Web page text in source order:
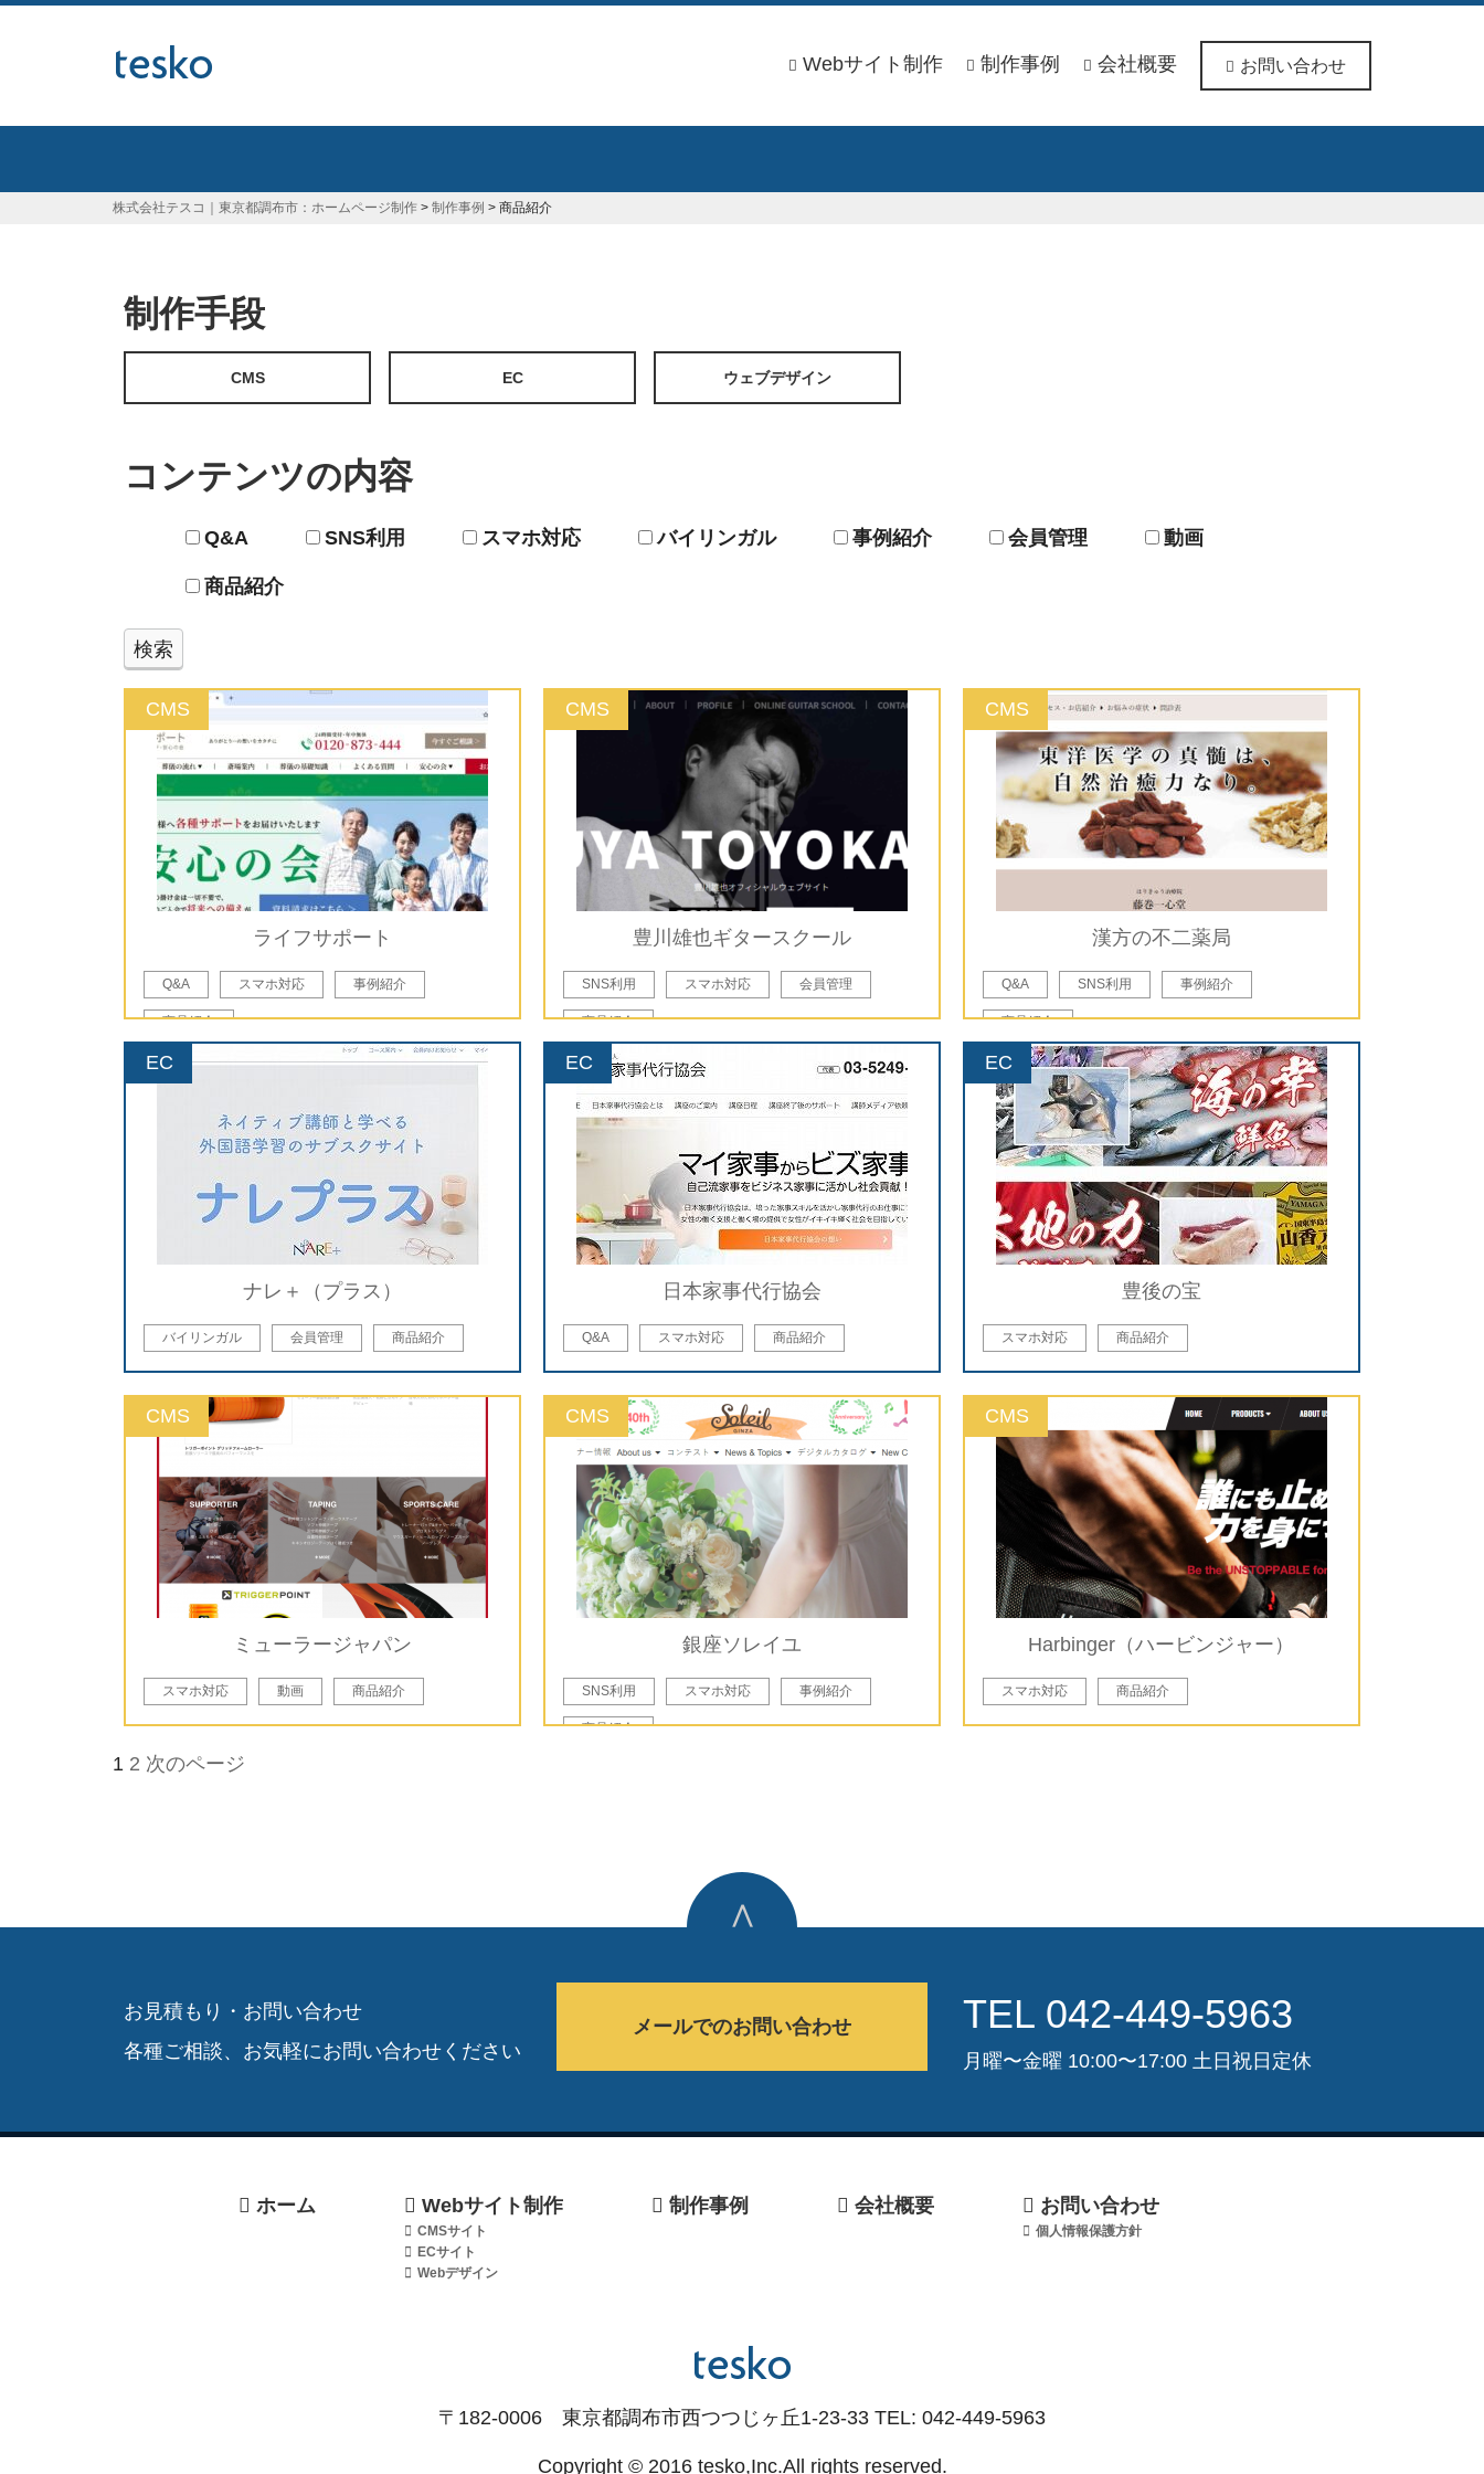
Webサイト制作 制作事例 会社概要 お問い合わせ
株式会社テスコ｜東京都調布市：ホームページ制作 > 制作事例 > 商品紹介
制作手段
CMS EC ウェブデザイン
コンテンツの内容
Q&A SNS利用 スマホ対応 バイリンガル 事例紹介 会員管理 動画
商品紹介
CMS
ライフサポート
Q&A スマホ対応 事例紹介
商品紹介
CMS
豊川雄也ギタースクール
SNS利用 スマホ対応 会員管理
商品紹介
CMS
漢方の不二薬局
Q&A SNS利用 事例紹介
商品紹介
EC
ナレ＋（プラス）
バイリンガル 会員管理 商品紹介
EC
日本家事代行協会
Q&A スマホ対応 商品紹介
EC
豊後の宝
スマホ対応 商品紹介
CMS
ミューラージャパン
スマホ対応 動画 商品紹介
CMS
銀座ソレイユ
SNS利用 スマホ対応 事例紹介
商品紹介
CMS
Harbinger（ハービンジャー）
スマホ対応 商品紹介
1 2 次のページ
∧
お見積もり・お問い合わせ
各種ご相談、お気軽にお問い合わせください
メールでのお問い合わせ TEL 042-449-5963
月曜〜金曜 10:00〜17:00 土日祝日定休
ホーム Webサイト制作
CMSサイト
ECサイト
Webデザイン
制作事例 会社概要 お問い合わせ
個人情報保護方針
〒182-0006 東京都調布市西つつじヶ丘1-23-33 TEL: 042-449-5963
Copyright © 2016 tesko,Inc.All rights reserved.